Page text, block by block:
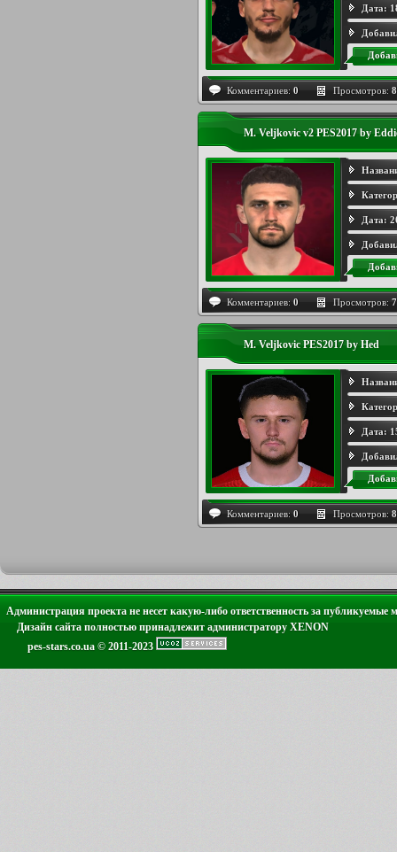
Дата:
Комментариев: 0 Просмотров:
M. Veljkovic v2 PES2017 by
Дата:
Комментариев: 0 Просмотров:
M. Veljkovic PES2017 by Hed
Дата:
Комментариев: 0 Просмотров:
Администрация проекта не несет какую-либо ответственность за публикуемые
Дизайн сайта полностью принадлежит администратору XENON
pes-stars.co.ua © 2011-2023